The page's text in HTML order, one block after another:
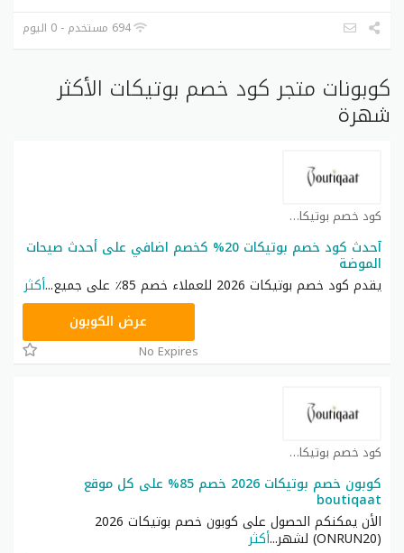
694 مستخدم - 0 اليوم
كوبونات متجر كود خصم بوتيكات الأكثر
شهرة
كود خصم بوتيكات كوبون
آحدث كود خصم بوتيكات 20% كخصم اضافي على أحدث صيحات
الموضة
يقدم كود خصم بوتيكات 2026 للعملاء خصم 85٪ على جميع
...أكثر
ONRUN20
عرض الكوبون
No Expires
كود خصم بوتيكات كوبون
كوبون خصم بوتيكات 2026 خصم 85% على كل موقع
boutiqaat
الأن يمكنكم الحصول على كوبون خصم بوتيكات 2026
(ONRUN20) لشهر ...أكثر